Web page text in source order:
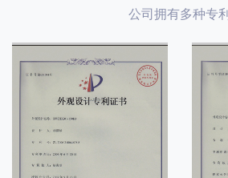
公司拥有多种专